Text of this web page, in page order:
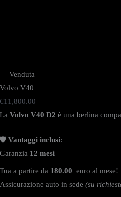
Venduta
Volvo V40
€11,800.00
La Volvo V40 D2 è una berlina
🛡️ Vantaggi inclusi:
Garanzia 12 mesi
Tua a partire da 180.00 euro al mese!
Assicurazione auto in sede (su